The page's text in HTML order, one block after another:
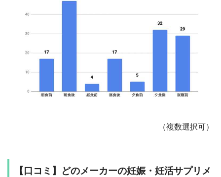
（複数選択可）
【口コミ】どのメーカーの妊娠・妊活サプリメ